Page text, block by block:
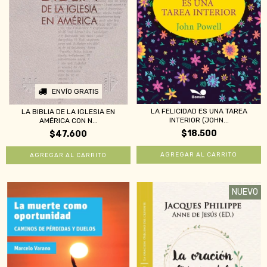
ENVÍO GRATIS
LA BIBLIA DE LA IGLESIA EN
AMÉRICA CON N...
$47.600
LA FELICIDAD ES UNA TAREA
INTERIOR (JOHN...
$18.500
NUEVO